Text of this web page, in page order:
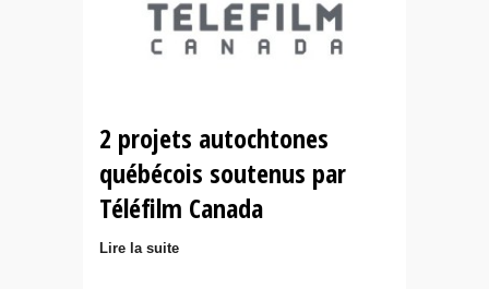
2 projets autochtones
québécois soutenus par
Téléfilm Canada
Lire la suite